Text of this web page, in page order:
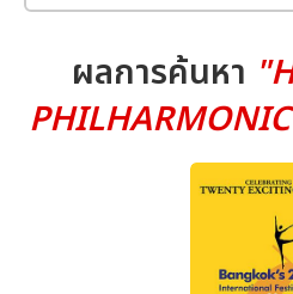
ผลการค้นหา